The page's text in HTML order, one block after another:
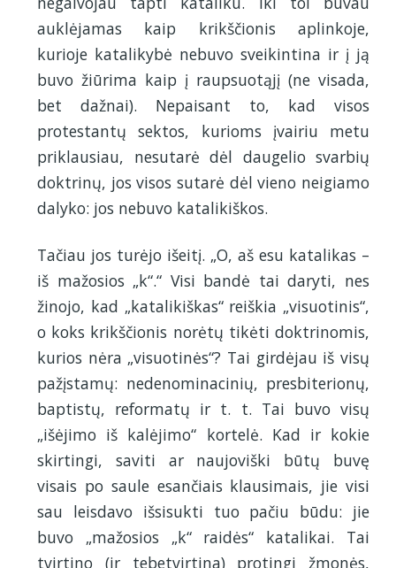
auklėjamas kaip krikščionis aplinkoje,
kurioje katalikybė nebuvo sveikintina ir į ją
buvo žiūrima kaip į raupsuotąjį (ne visada,
bet dažnai). Nepaisant to, kad visos
protestantų sektos, kurioms įvairiu metu
priklausiau, nesutarė dėl daugelio svarbių
doktrinų, jos visos sutarė dėl vieno neigiamo
dalyko: jos nebuvo katalikiškos.
Tačiau jos turėjo išeitį. „O, aš esu katalikas –
iš mažosios „k“.“ Visi bandė tai daryti, nes
žinojo, kad „katalikiškas“ reiškia „visuotinis“,
o koks krikščionis norėtų tikėti doktrinomis,
kurios nėra „visuotinės“? Tai girdėjau iš visų
pažįstamų: nedenominacinių, presbiterionų,
baptistų, reformatų ir t. t. Tai buvo visų
„išėjimo iš kalėjimo“ kortelė. Kad ir kokie
skirtingi, saviti ar naujoviški būtų buvę
visais po saule esančiais klausimais, jie visi
sau leisdavo išsisukti tuo pačiu būdu: jie
buvo „mažosios „k“ raidės“ katalikai. Tai
tvirtino (ir tebetvirtina) protingi žmonės,